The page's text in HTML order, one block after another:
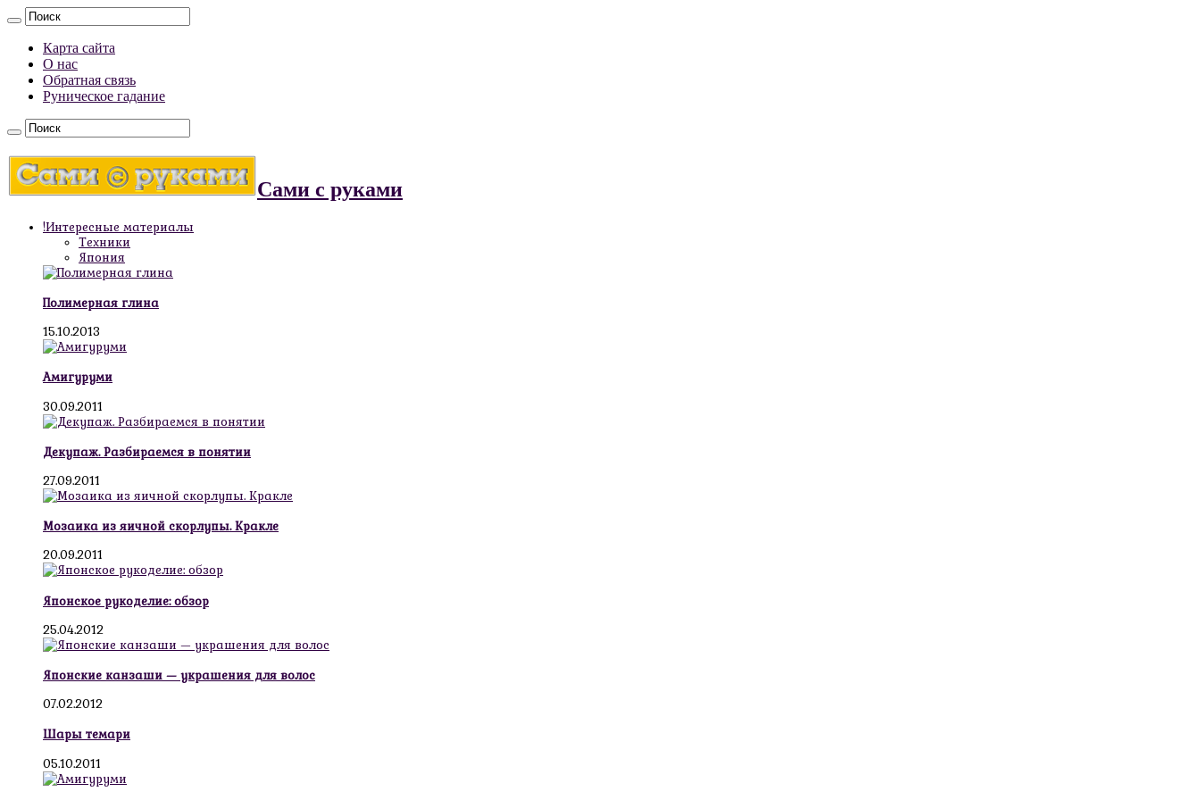
Карта сайта
О нас
Обратная связь
Руническое гадание
Сами с руками
!Интересные материалы
Техники
Япония
Полимерная глина
15.10.2013
Амигуруми
30.09.2011
Декупаж. Разбираемся в понятии
27.09.2011
Мозаика из яичной скорлупы. Кракле
20.09.2011
Японское рукоделие: обзор
25.04.2012
Японские канзаши — украшения для волос
07.02.2012
Шары темари
05.10.2011